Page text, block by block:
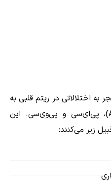
به اختلالاتی در ریتم قلبی به
ویژه فیبریلاسیون دهلیزی (AF)، پی‌ای‌سی و پی‌وی‌سی. این
زیر می‌کنند: